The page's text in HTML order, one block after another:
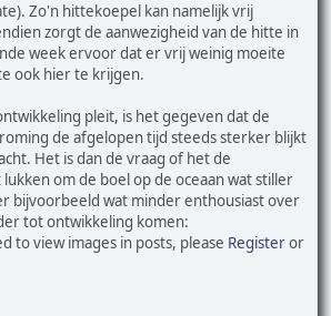
Zo'n hittekoepel kan namelijk vrij
zorgt de aanwezigheid van de hitte in
week ervoor dat er vrij weinig moeite
ook hier te krijgen.
pleit, is het gegeven dat de
de afgelopen tijd steeds sterker blijkt
Het is dan de vraag of het de
om de boel op de oceaan wat stiller
bijvoorbeeld wat minder enthousiast over
tot ontwikkeling komen:
to view images in posts, please Registeror